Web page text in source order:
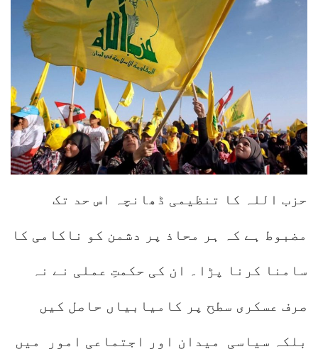
حزب اللہ کا تنظیمی ڈھانچہ اس حد تک
مضبوط ہے کہ ہر محاذ پر دشمن کو ناکامی کا
سامنا کرنا پڑا۔ ان کی حکمتِ عملی نے نہ
صرف عسکری سطح پر کامیابیاں حاصل کیں
بلکہ سیاسی میدان اور اجتماعی امور میں